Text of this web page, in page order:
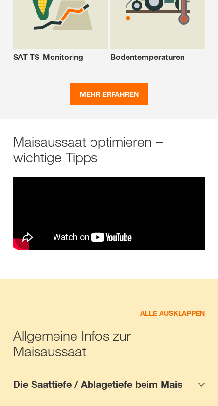
SAT TS-Monitoring Bodentemperaturen
MEHR ERFAHREN
Maisaussaat optimieren –
wichtige Tipps
ALLE AUSKLAPPEN
Allgemeine Infos zur
Maisaussaat
Die Saattiefe / Ablagetiefe beim Mais